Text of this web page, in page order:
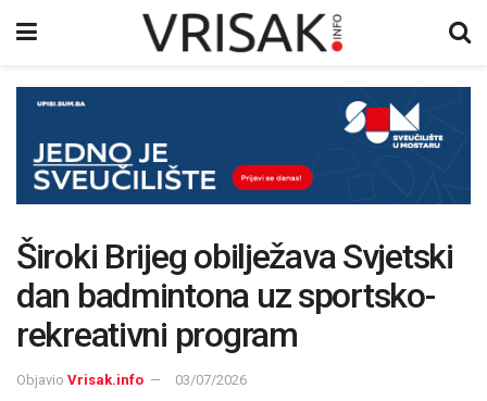
Široki Brijeg obilježava Svjetski
dan badmintona uz sportsko-
rekreativni program
Objavio Vrisak.info 03/07/2026